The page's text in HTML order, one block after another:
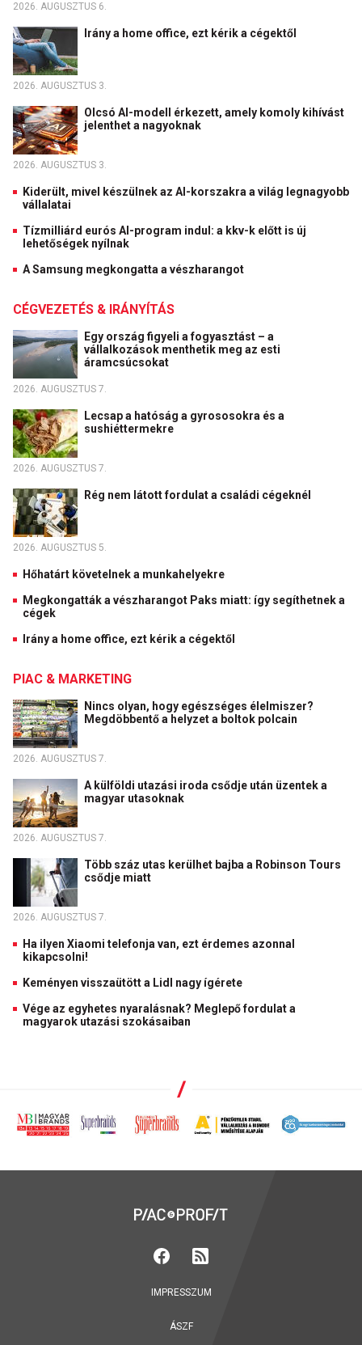
2026. AUGUSZTUS 6.
Irány a home office, ezt kérik a cégektől
2026. AUGUSZTUS 3.
Olcsó AI-modell érkezett, amely komoly kihívást
jelenthet a nagyoknak
2026. AUGUSZTUS 3.
Kiderült, mivel készülnek az AI-korszakra a világ legnagyobb
vállalatai
Tízmilliárd eurós AI-program indul: a kkv-k előtt is új
lehetőségek nyílnak
A Samsung megkongatta a vészharangot
CÉGVEZETÉS & IRÁNYÍTÁS
Egy ország figyeli a fogyasztást – a
vállalkozások menthetik meg az esti
áramcsúcsokat
2026. AUGUSZTUS 7.
Lecsap a hatóság a gyrososokra és a
sushiéttermekre
2026. AUGUSZTUS 7.
Rég nem látott fordulat a családi cégeknél
2026. AUGUSZTUS 5.
Hőhatárt követelnek a munkahelyekre
Megkongatták a vészharangot Paks miatt: így segíthetnek a
cégek
Irány a home office, ezt kérik a cégektől
PIAC & MARKETING
Nincs olyan, hogy egészséges élelmiszer?
Megdöbbentő a helyzet a boltok polcain
2026. AUGUSZTUS 7.
A külföldi utazási iroda csődje után üzentek a
magyar utasoknak
2026. AUGUSZTUS 7.
Több száz utas kerülhet bajba a Robinson Tours
csődje miatt
2026. AUGUSZTUS 7.
Ha ilyen Xiaomi telefonja van, ezt érdemes azonnal
kikapcsolni!
Keményen visszaütött a Lidl nagy ígérete
Vége az egyhetes nyaralásnak? Meglepő fordulat a
magyarok utazási szokásaiban
IMPRESSZUM
ÁSZF